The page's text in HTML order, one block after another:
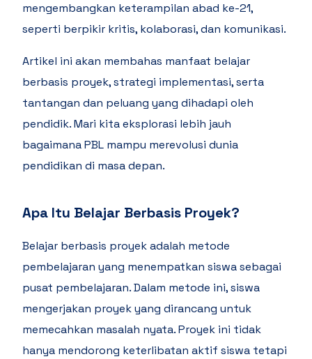
mengembangkan keterampilan abad ke-21,
seperti berpikir kritis, kolaborasi, dan komunikasi.
Artikel ini akan membahas manfaat belajar
berbasis proyek, strategi implementasi, serta
tantangan dan peluang yang dihadapi oleh
pendidik. Mari kita eksplorasi lebih jauh
bagaimana PBL mampu merevolusi dunia
pendidikan di masa depan.
Apa Itu Belajar Berbasis Proyek?
Belajar berbasis proyek adalah metode
pembelajaran yang menempatkan siswa sebagai
pusat pembelajaran. Dalam metode ini, siswa
mengerjakan proyek yang dirancang untuk
memecahkan masalah nyata. Proyek ini tidak
hanya mendorong keterlibatan aktif siswa tetapi